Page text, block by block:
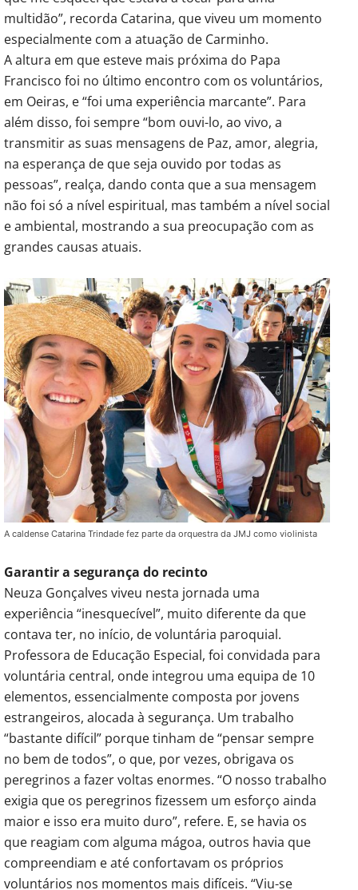
multidão”, recorda Catarina, que viveu um momento
especialmente com a atuação de Carminho.
A altura em que esteve mais próxima do Papa
Francisco foi no último encontro com os voluntários,
em Oeiras, e “foi uma experiência marcante”. Para
além disso, foi sempre “bom ouvi-lo, ao vivo, a
transmitir as suas mensagens de Paz, amor, alegria,
na esperança de que seja ouvido por todas as
pessoas”, realça, dando conta que a sua mensagem
não foi só a nível espiritual, mas também a nível social
e ambiental, mostrando a sua preocupação com as
grandes causas atuais.
A caldense Catarina Trindade fez parte da orquestra da JMJ como violinista
Garantir a segurança do recinto
Neuza Gonçalves viveu nesta jornada uma
experiência “inesquecível”, muito diferente da que
contava ter, no início, de voluntária paroquial.
Professora de Educação Especial, foi convidada para
voluntária central, onde integrou uma equipa de 10
elementos, essencialmente composta por jovens
estrangeiros, alocada à segurança. Um trabalho
“bastante difícil” porque tinham de “pensar sempre
no bem de todos”, o que, por vezes, obrigava os
peregrinos a fazer voltas enormes. “O nosso trabalho
exigia que os peregrinos fizessem um esforço ainda
maior e isso era muito duro”, refere. E, se havia os
que reagiam com alguma mágoa, outros havia que
compreendiam e até confortavam os próprios
voluntários nos momentos mais difíceis. “Viu-se